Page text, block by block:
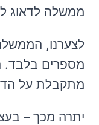
ממשלה לדאוג
לצערנו,
מספרים בלבד.
מתקבלת על
יתרה מכך –